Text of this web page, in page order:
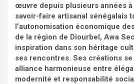
œuvre depuis plusieurs années
savoir-faire artisanal sénégalais
l’autonomisation économique
de la région de Diourbel, Awa
inspiration dans son héritage
ses rencontres. Ses créations
alliance harmonieuse entre
modernité et responsabilité